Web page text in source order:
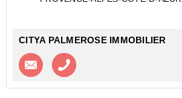
est idéal pour les r...
CITYA PALMEROSE IMMOBILIER
Contacter l'agence